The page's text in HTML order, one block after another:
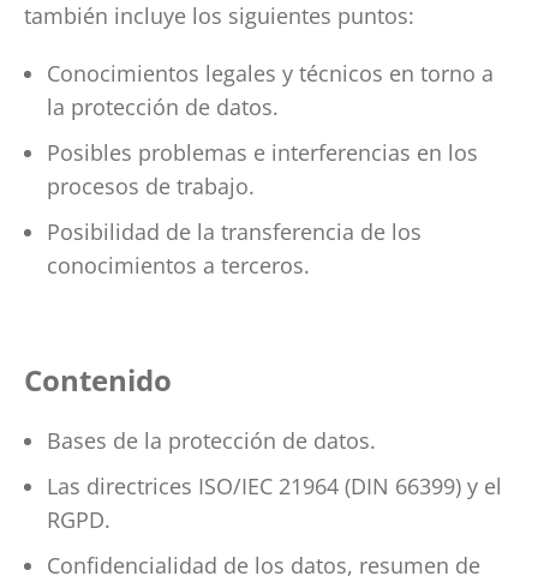
también incluye los siguientes puntos:
Conocimientos legales y técnicos en torno a
la protección de datos.
Posibles problemas e interferencias en los
procesos de trabajo.
Posibilidad de la transferencia de los
conocimientos a terceros.
Contenido
Bases de la protección de datos.
Las directrices ISO/IEC 21964 (DIN 66399) y el
RGPD.
Confidencialidad de los datos, resumen de